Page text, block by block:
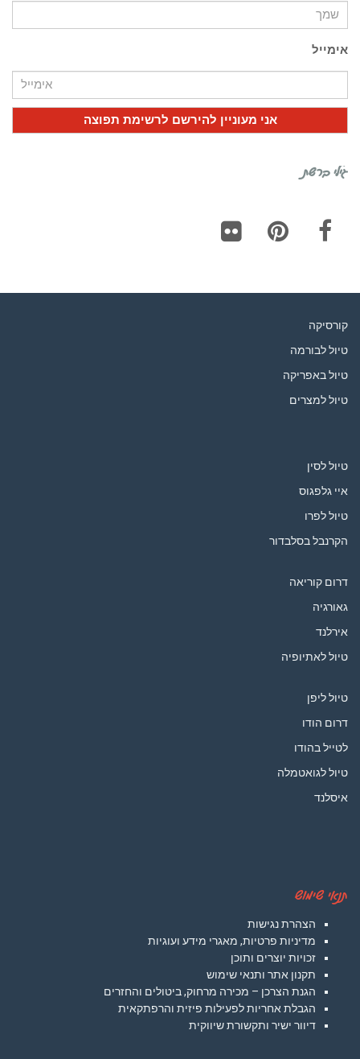
אימייל
גילי ברשת
קורסיקה
טיול לבורמה
טיול באפריקה
טיול למצרים
טיול לסין
איי גלפגוס
טיול לפרו
הקרנבל בסלבדור
דרום קוריאה
גאורגיה
אירלנד
טיול לאתיופיה
טיול ליפן
דרום הודו
לטייל בהודו
טיול לגואטמלה
איסלנד
תנאי שימוש
הצהרת נגישות
מדיניות פרטיות, מאגרי מידע ועוגיות
זכויות יוצרים ותוכן
תקנון אתר ותנאי שימוש
הגנת הצרכן – מכירה מרחוק, ביטולים והחזרים
הגבלת אחריות לפעילות פיזית והרפתקאית
דיוור ישיר ותקשורת שיווקית